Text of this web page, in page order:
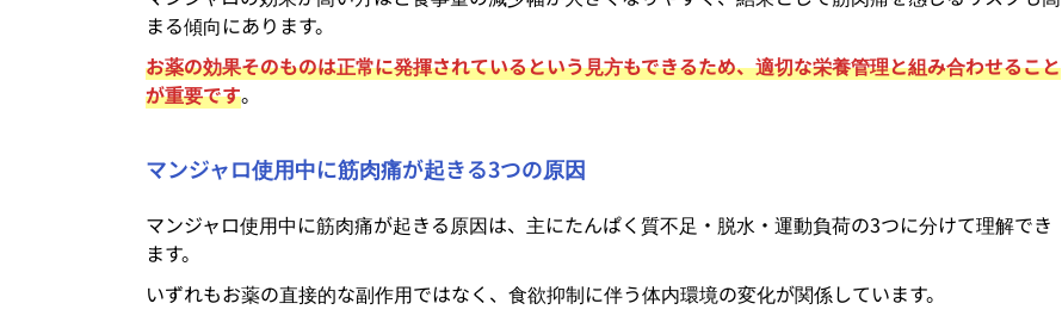
まる傾向にあります。
お薬の効果そのものは正常に発揮されているという見方もできるため、適切な栄養管理と組み合わせること
が重要です。
マンジャロ使用中に筋肉痛が起きる3つの原因
マンジャロ使用中に筋肉痛が起きる原因は、主にたんぱく質不足・脱水・運動負荷の3つに分けて理解でき
ます。
いずれもお薬の直接的な副作用ではなく、食欲抑制に伴う体内環境の変化が関係しています。